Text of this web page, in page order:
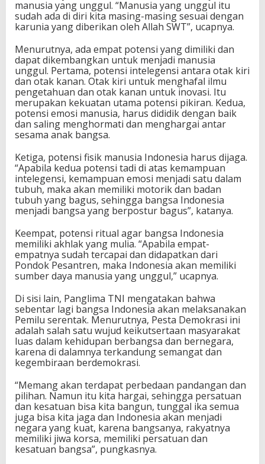
manusia yang unggul. “Manusia yang unggul itu
sudah ada di diri kita masing-masing sesuai dengan
karunia yang diberikan oleh Allah SWT”, ucapnya.
Menurutnya, ada empat potensi yang dimiliki dan
dapat dikembangkan untuk menjadi manusia
unggul. Pertama, potensi intelegensi antara otak kiri
dan otak kanan. Otak kiri untuk menghafal ilmu
pengetahuan dan otak kanan untuk inovasi. Itu
merupakan kekuatan utama potensi pikiran. Kedua,
potensi emosi manusia, harus dididik dengan baik
dan saling menghormati dan menghargai antar
sesama anak bangsa.
Ketiga, potensi fisik manusia Indonesia harus dijaga.
“Apabila kedua potensi tadi di atas kemampuan
intelegensi, kemampuan emosi menjadi satu dalam
tubuh, maka akan memiliki motorik dan badan
tubuh yang bagus, sehingga bangsa Indonesia
menjadi bangsa yang berpostur bagus”, katanya.
Keempat, potensi ritual agar bangsa Indonesia
memiliki akhlak yang mulia. “Apabila empat-
empatnya sudah tercapai dan didapatkan dari
Pondok Pesantren, maka Indonesia akan memiliki
sumber daya manusia yang unggul,” ucapnya.
Di sisi lain, Panglima TNI mengatakan bahwa
sebentar lagi bangsa Indonesia akan melaksanakan
Pemilu serentak. Menurutnya, Pesta Demokrasi ini
adalah salah satu wujud keikutsertaan masyarakat
luas dalam kehidupan berbangsa dan bernegara,
karena di dalamnya terkandung semangat dan
kegembiraan berdemokrasi.
“Memang akan terdapat perbedaan pandangan dan
pilihan. Namun itu kita hargai, sehingga persatuan
dan kesatuan bisa kita bangun, tunggal ika semua
juga bisa kita jaga dan Indonesia akan menjadi
negara yang kuat, karena bangsanya, rakyatnya
memiliki jiwa korsa, memiliki persatuan dan
kesatuan bangsa”, pungkasnya.